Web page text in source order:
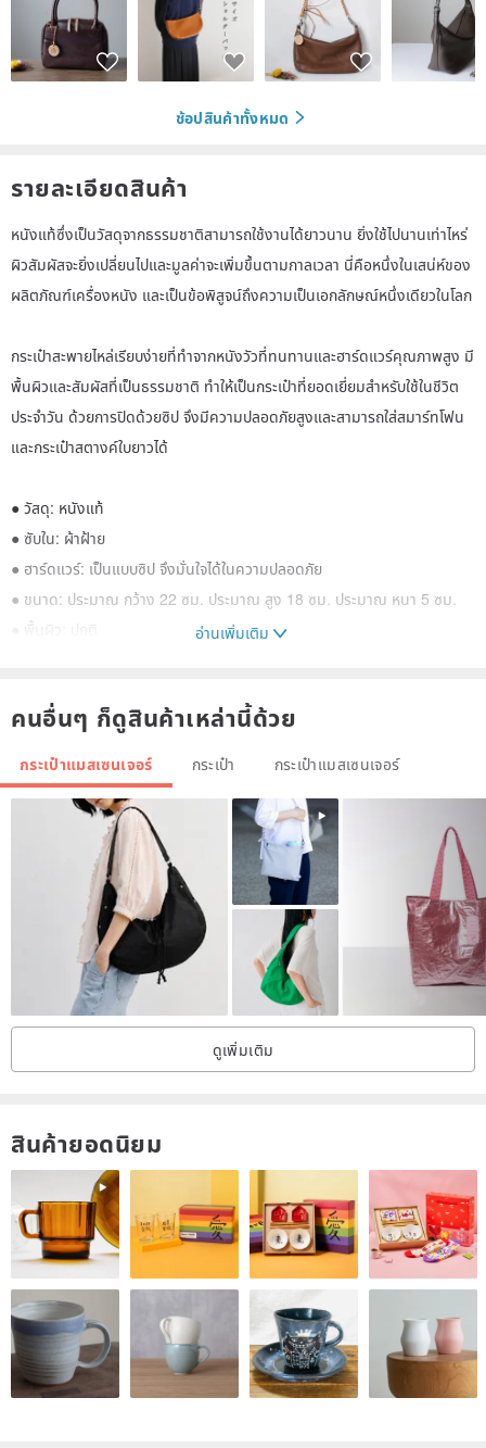
ช้อปสินค้าทั้งหมด
รายละเอียดสินค้า
หนังแท้ซึ่งเป็นวัสดุจากธรรมชาติสามารถใช้งานได้ยาวนาน ยิ่งใช้ไปนานเท่าไหร่
ผิวสัมผัสจะยิ่งเปลี่ยนไปและมูลค่าจะเพิ่มขึ้นตามกาลเวลา นี่คือหนึ่งในเสน่ห์ของ
ผลิตภัณฑ์เครื่องหนัง และเป็นข้อพิสูจน์ถึงความเป็นเอกลักษณ์หนึ่งเดียวในโลก
กระเป๋าสะพายไหล่เรียบง่ายที่ทำจากหนังวัวที่ทนทานและฮาร์ดแวร์คุณภาพสูง มี
พื้นผิวและสัมผัสที่เป็นธรรมชาติ ทำให้เป็นกระเป๋าที่ยอดเยี่ยมสำหรับใช้ในชีวิต
ประจำวัน ด้วยการปิดด้วยซิป จึงมีความปลอดภัยสูงและสามารถใส่สมาร์ทโฟน
และกระเป๋าสตางค์ใบยาวได้
● วัสดุ: หนังแท้
● ซับใน: ผ้าฝ้าย
● ฮาร์ดแวร์: เป็นแบบซิป จึงมั่นใจได้ในความปลอดภัย
● ขนาด: ประมาณ กว้าง 22 ซม. ประมาณ สูง 18 ซม. ประมาณ หนา 5 ซม.
● พื้นผิว: ปกติ
● สายสะพายไหล่สำหรับคล้องบ่า: ประมาณ 60 ซม., ไม่สามารถปรับได้
♡ โปรดอ่านเพื่อหลีกเลี่ยงปัญหา
pinkoi.com/product/mWLmQhpi
โปรดทราบว่าสีของสินค้าอาจแตกต่างจากของจริงเล็กน้อยขึ้นอยู่กับสภาพ
แวดล้อมของคอมพิวเตอร์ที่คุณใช้ นอกจากนี้ยังมีกลิ่นของผลิตภัณฑ์หนังแท้
ใหม่ โปรดทำความเข้าใจ
【เกี่ยวกับการใช้งานผลิตภัณฑ์เครื่องหนัง】
ผลิตภัณฑ์นี้ใช้หนังแท้ที่คัดสรรมาอย่างดี
รอยขีดข่วนและสีที่ไม่สม่ำเสมอเป็นหลักฐานของความเป็นธรรมชาติของหนัง
ดังนั้น หากเปียกฝนหรือเหงื่อ สีอาจซีดจางได้ โปรดระวัง
หนังมีความทนทานต่อน้ำได้ดี ดังนั้นหากโดนฝนเพียงเล็กน้อยก็ไม่มีปัญหาแต่
อย่างใด
อย่างไรก็ตาม หากเปียกชื้น ไม่ควรปล่อยทิ้งไว้เฉยๆ
เช่นเดียวกับผลิตภัณฑ์เครื่องหนังอื่นๆ โปรดเช็ดความชื้นออกทันทีและปล่อยให้
แห้งเองตามธรรมชาติ
นอกจากนี้ ผลิตภัณฑ์เครื่องหนังอ่อนไหวต่อความชื้น ดังนั้นโปรดหลีกเลี่ยงการ
เก็บในที่ชื้นหรือในขณะที่ยังเปียกอยู่
เมื่อจัดเก็บ โปรดยัดกระดาษหรือสิ่งของอื่น ๆ เข้าไปข้างใน และใส่ในถุงที่มีการ
อ่านเพิ่มเติม
คนอื่นๆ ก็ดูสินค้าเหล่านี้ด้วย
กระเป๋าแมสเซนเจอร์ กระเป๋า กระเป๋าแมสเซนเจอร์
ดูเพิ่มเติม
สินค้ายอดนิยม